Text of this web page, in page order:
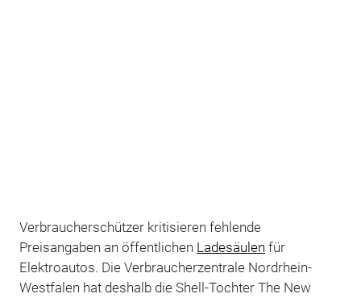
Verbraucherschützer kritisieren fehlende
Preisangaben an öffentlichen Ladesäulen für
Elektroautos. Die Verbraucherzentrale Nordrhein-
Westfalen hat deshalb die Shell-Tochter The New